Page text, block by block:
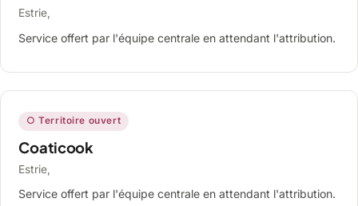
Estrie,
Service offert par l'équipe centrale en attendant l'attribution.
○ Territoire ouvert
Coaticook
Estrie,
Service offert par l'équipe centrale en attendant l'attribution.